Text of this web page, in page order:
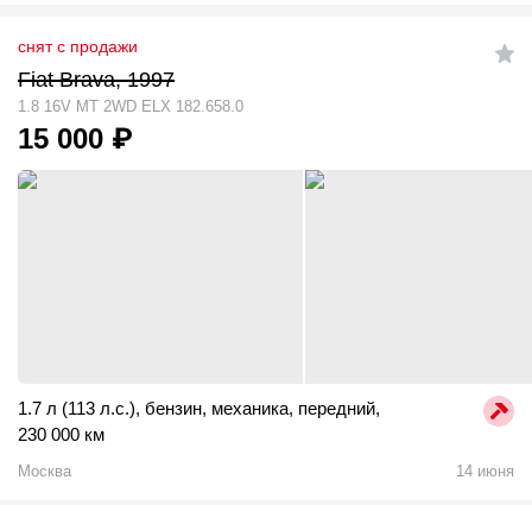
снят с продажи
Fiat Brava, 1997
1.8 16V MT 2WD ELX 182.658.0
15 000 ₽
1.7 л (113 л.с.), бензин, механика, передний,
230 000 км
Москва 14 июня